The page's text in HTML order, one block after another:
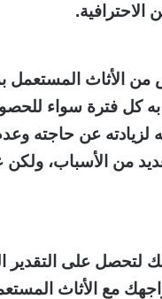
الأثاث المستعمل
به كل فترة
لزيادته عن حاجته
من الأسباب،
لتحصل على التقدير
مع الأثاث